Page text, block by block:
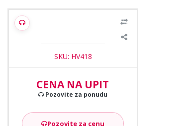
Hikvision DS-K2M060 modul
SKU: HV418
CENA NA UPIT
Pozovite za ponudu
Pozovite za cenu